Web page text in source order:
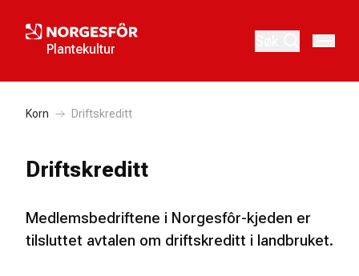
Plantekultur
Korn Driftskreditt
Driftskreditt
Medlemsbedriftene i Norgesfôr-kjeden er
tilsluttet avtalen om driftskreditt i landbruket.